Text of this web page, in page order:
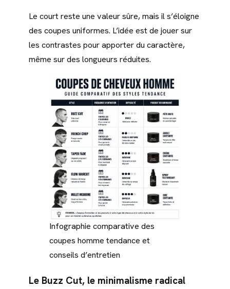
Le court reste une valeur sûre, mais il s’éloigne
des coupes uniformes. L’idée est de jouer sur
les contrastes pour apporter du caractère,
même sur des longueurs réduites.
Infographie comparative des
coupes homme tendance et
conseils d’entretien
Le Buzz Cut, le minimalisme radical